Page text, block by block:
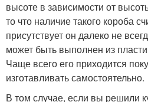
высоте в зависимости от
то что наличие такого короба
присутствует он далеко не
может быть выполнен из
Чаще всего его приходится
изготавливать самостоятельно.
В том случае, если вы решили